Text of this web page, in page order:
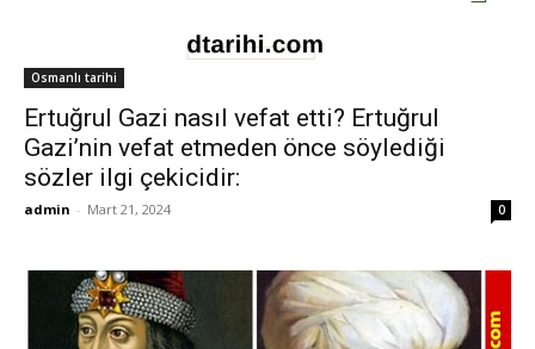
Osmanlı tarihi
Ertuğrul Gazi nasıl vefat etti? Ertuğrul
Gazi’nin vefat etmeden önce söylediği
sözler ilgi çekicidir:
admin - Mart 21, 2024 0